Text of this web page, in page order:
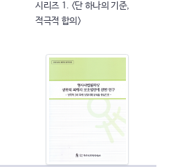
시리즈 1. <단 하나의 기준,
적극적 합의>